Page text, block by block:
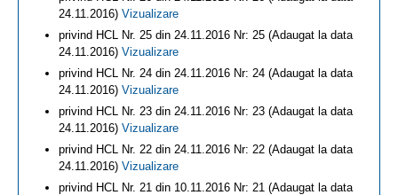
24.11.2016) Vizualizare
privind HCL Nr. 25 din 24.11.2016 Nr: 25 (Adaugat la data
24.11.2016) Vizualizare
privind HCL Nr. 24 din 24.11.2016 Nr: 24 (Adaugat la data
24.11.2016) Vizualizare
privind HCL Nr. 23 din 24.11.2016 Nr: 23 (Adaugat la data
24.11.2016) Vizualizare
privind HCL Nr. 22 din 24.11.2016 Nr: 22 (Adaugat la data
24.11.2016) Vizualizare
privind HCL Nr. 21 din 10.11.2016 Nr: 21 (Adaugat la data